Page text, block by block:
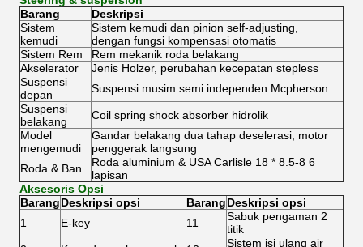
Barang
Deskripsi
Sistem
kemudi
Sistem kemudi dan pinion self-adjusting,
dengan fungsi kompensasi otomatis
Sistem Rem
Rem mekanik roda belakang
Akselerator
Jenis Holzer, perubahan kecepatan stepless
Suspensi
depan
Suspensi musim semi independen Mcpherson
Suspensi
belakang
Coil spring shock absorber hidrolik
Model
mengemudi
Gandar belakang dua tahap deselerasi, motor
penggerak langsung
Roda & Ban
Roda aluminium & USA Carlisle 18 * 8.5-8 6
lapisan
Aksesoris Opsi
BarangDeskripsi opsi BarangDeskripsi opsi
1
E-key 11
Sabuk pengaman 2
titik
Sistem isi ulang air